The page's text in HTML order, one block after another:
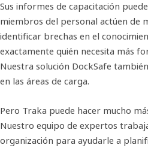
Sus informes de capacitación
miembros del personal actúen de
identificar brechas en el
exactamente quién necesita más
Nuestra solución DockSafe
en las áreas de carga.
Pero Traka puede hacer mucho
Nuestro equipo de expertos
organización para ayudarle a